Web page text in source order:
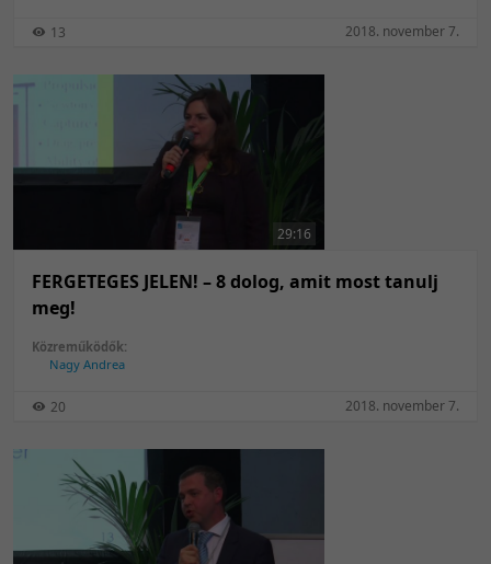
13 2018. november 7.
29:16
FERGETEGES JELEN! – 8 dolog, amit most tanulj
meg!
Közreműködők:
Nagy Andrea
20 2018. november 7.